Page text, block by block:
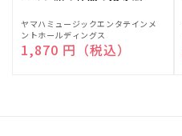
販
売
元:
ヤマハミュージックエンタテインメ
ントホールディングス
通常価格
1,870 円（税込）